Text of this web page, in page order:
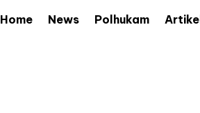
Home News Polhukam Artikel